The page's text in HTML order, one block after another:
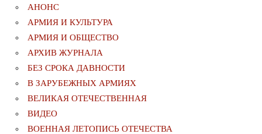
АНОНС
АРМИЯ И КУЛЬТУРА
АРМИЯ И ОБЩЕСТВО
АРХИВ ЖУРНАЛА
БЕЗ СРОКА ДАВНОСТИ
В ЗАРУБЕЖНЫХ АРМИЯХ
ВЕЛИКАЯ ОТЕЧЕСТВЕННАЯ
ВИДЕО
ВОЕННАЯ ЛЕТОПИСЬ ОТЕЧЕСТВА